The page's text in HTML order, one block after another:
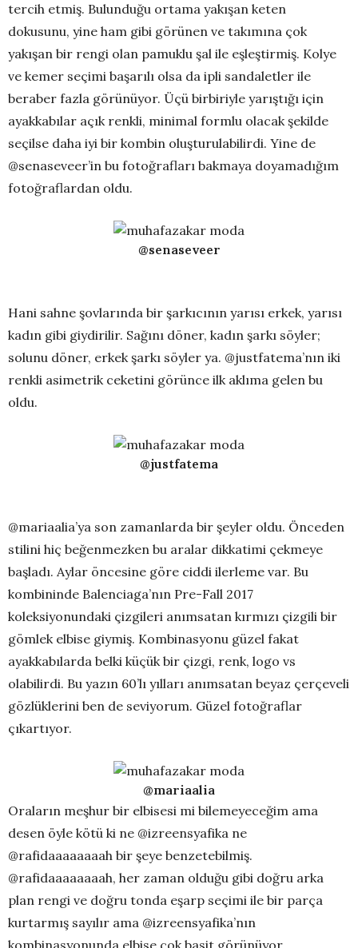
tercih etmiş. Bulunduğu ortama yakışan keten
dokusunu, yine ham gibi görünen ve takımına çok
yakışan bir rengi olan pamuklu şal ile eşleştirmiş. Kolye
ve kemer seçimi başarılı olsa da ipli sandaletler ile
beraber fazla görünüyor. Üçü birbiriyle yarıştığı için
ayakkabılar açık renkli, minimal formlu olacak şekilde
seçilse daha iyi bir kombin oluşturulabilirdi. Yine de
@senaseveer’in bu fotoğrafları bakmaya doyamadığım
fotoğraflardan oldu.
@senaseveer
Hani sahne şovlarında bir şarkıcının yarısı erkek, yarısı
kadın gibi giydirilir. Sağını döner, kadın şarkı söyler;
solunu döner, erkek şarkı söyler ya. @justfatema’nın iki
renkli asimetrik ceketini görünce ilk aklıma gelen bu
oldu.
@justfatema
@mariaalia’ya son zamanlarda bir şeyler oldu. Önceden
stilini hiç beğenmezken bu aralar dikkatimi çekmeye
başladı. Aylar öncesine göre ciddi ilerleme var. Bu
kombininde Balenciaga’nın Pre-Fall 2017
koleksiyonundaki çizgileri anımsatan kırmızı çizgili bir
gömlek elbise giymiş. Kombinasyonu güzel fakat
ayakkabılarda belki küçük bir çizgi, renk, logo vs
olabilirdi. Bu yazın 60’lı yılları anımsatan beyaz çerçeveli
gözlüklerini ben de seviyorum. Güzel fotoğraflar
çıkartıyor.
@mariaalia
Oraların meşhur bir elbisesi mi bilemeyeceğim ama
desen öyle kötü ki ne @izreensyafika ne
@rafidaaaaaaaah bir şeye benzetebilmiş.
@rafidaaaaaaaah, her zaman olduğu gibi doğru arka
plan rengi ve doğru tonda eşarp seçimi ile bir parça
kurtarmış sayılır ama @izreensyafika’nın